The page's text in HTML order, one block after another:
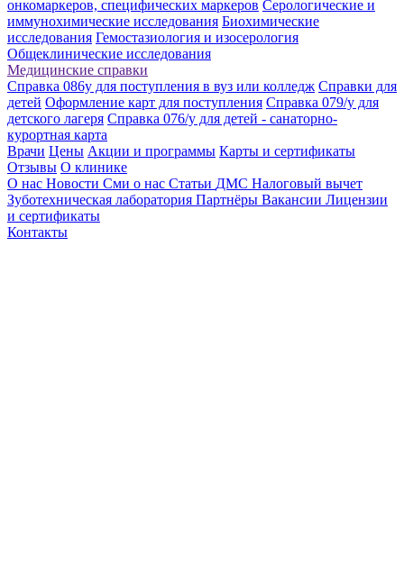
онкомаркеров, специфических маркеров Серологические и
иммунохимические исследования Биохимические
исследования Гемостазиология и изосерология
Общеклинические исследования
Медицинские справки
Справка 086у для поступления в вуз или колледж Справки для
детей Оформление карт для поступления Справка 079/у для
детского лагеря Справка 076/у для детей - санаторно-
курортная карта
Врачи Цены Акции и программы Карты и сертификаты
Отзывы О клинике
О нас Новости Сми о нас Статьи ДМС Налоговый вычет
Зуботехническая лаборатория Партнёры Вакансии Лицензии
и сертификаты
Контакты